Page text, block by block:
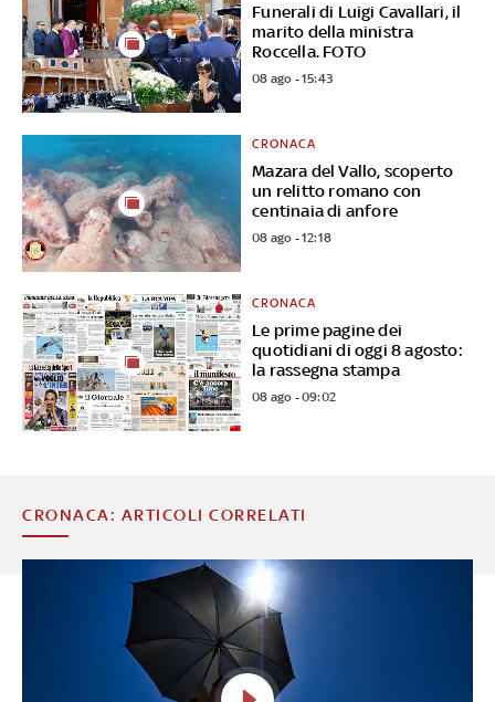
Funerali di Luigi Cavallari, il
marito della ministra
Roccella. FOTO
08 ago - 15:43
Mazara del Vallo, scoperto
un relitto romano con
centinaia di anfore
CRONACA
08 ago - 12:18
Le prime pagine dei
quotidiani di oggi 8 agosto:
la rassegna stampa
CRONACA
08 ago - 09:02
CRONACA: ARTICOLI CORRELATI